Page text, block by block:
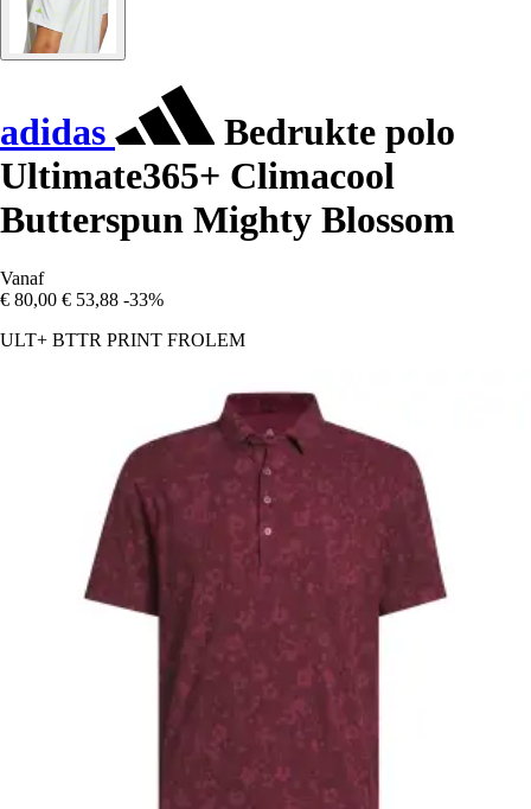
adidas
Bedrukte polo
Ultimate365+ Climacool
Butterspun Mighty Blossom
Vanaf
€ 80,00 € 53,88 -33%
ULT+ BTTR PRINT FROLEM